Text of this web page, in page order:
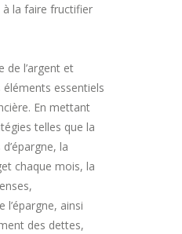
à la faire fructifier
de l’argent et
éléments essentiels
En mettant
telles que la
la
chaque mois, la
l’épargne, ainsi
des dettes,